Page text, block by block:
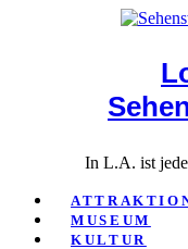
In L.A. ist
MUSEUM
KULTUR